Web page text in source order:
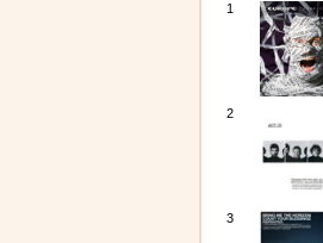
1
2
3